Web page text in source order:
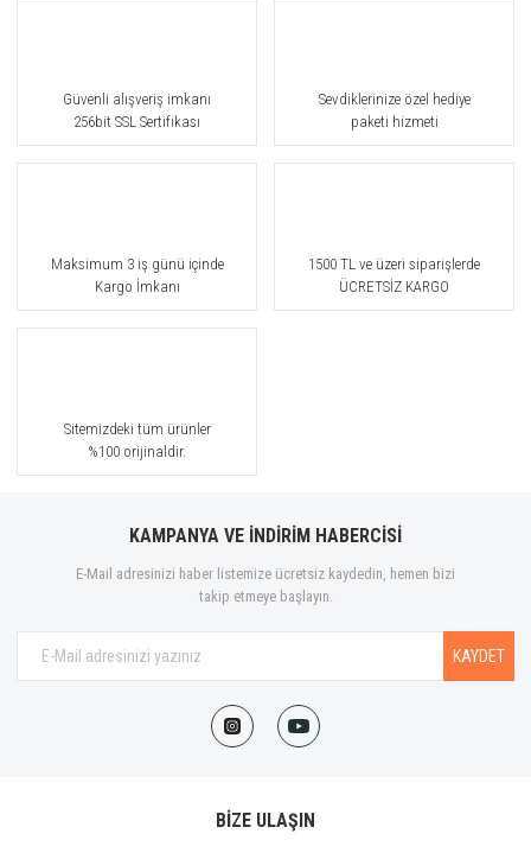
Güvenli alışveriş imkanı
256bit SSL Sertifikası
Sevdiklerinize özel hediye
paketi hizmeti
Maksimum 3 iş günü içinde
Kargo İmkanı
1500 TL ve üzeri siparişlerde
ÜCRETSİZ KARGO
Sitemizdeki tüm ürünler
%100 orijinaldir.
KAMPANYA VE İNDİRİM HABERCİSİ
E-Mail adresinizi haber listemize ücretsiz kaydedin, hemen bizi
takip etmeye başlayın.
KAYDET
BİZE ULAŞIN